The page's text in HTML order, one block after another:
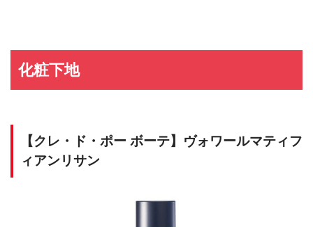
化粧下地
【クレ・ド・ポー ボーテ】ヴォワールマティフ
ィアンリサン